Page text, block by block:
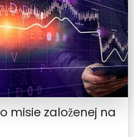
misie založenej na